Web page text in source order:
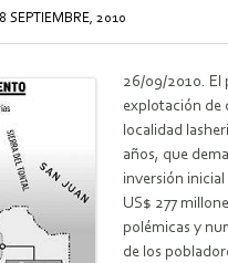
SEPTIEMBRE, 2010
26/09/2010. El
explotación de
localidad
años, que
inversión
US$ 277
polémicas y
de los